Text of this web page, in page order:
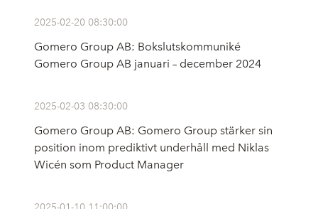
2025-02-20 08:30:00
Gomero Group AB: Bokslutskommuniké
Gomero Group AB januari – december 2024
2025-02-03 08:30:00
Gomero Group AB: Gomero Group stärker sin
position inom prediktivt underhåll med Niklas
Wicén som Product Manager